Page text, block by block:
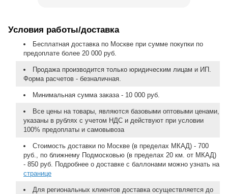
Условия работы/доставка
Бесплатная доставка по Москве при сумме покупки по
предоплате более 20 000 руб.
Продажа производится только юридическим лицам и ИП.
Форма расчетов - безналичная.
Минимальная сумма заказа - 10 000 руб.
Все цены на товары, являются базовыми оптовыми ценами,
указаны в рублях с учетом НДС и действуют при условии
100% предоплаты и самовывоза
Стоимость доставки по Москве (в пределах МКАД) - 700
руб., по ближнему Подмосковью (в пределах 20 км. от МКАД)
- 850 руб. Подробнее о доставке с баллонами можно узнать на
странице
Для региональных клиентов доставка осуществляется до